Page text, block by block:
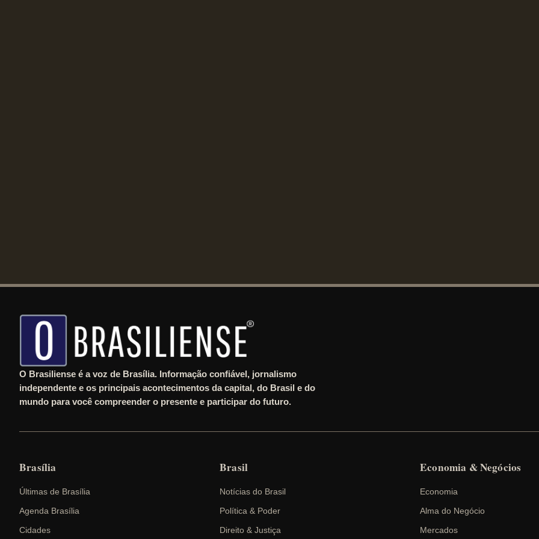
O Brasiliense é a voz de Brasília. Informação confiável, jornalismo
independente e os principais acontecimentos da capital, do Brasil e do
mundo para você compreender o presente e participar do futuro.
Brasília
Últimas de Brasília
Agenda Brasília
Cidades
Brasil
Notícias do Brasil
Política & Poder
Direito & Justiça
Economia & Negócios
Economia
Alma do Negócio
Mercados